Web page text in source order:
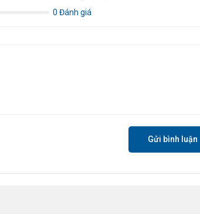
0 Đánh giá
Gửi bình luận